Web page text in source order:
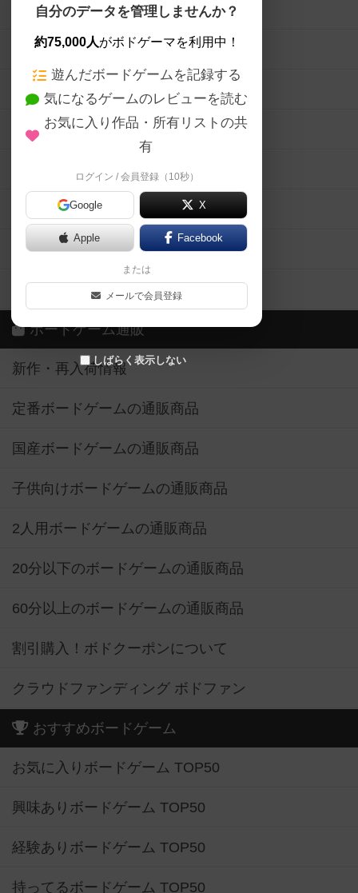
自分のデータを管理しませんか？
約75,000人がボドゲーマを利用中！
遊んだボードゲームを記録する
気になるゲームのレビューを読む
お気に入り作品・所有リストの共
有
ログイン / 会員登録（10秒）
Google X
Apple Facebook
または
メールで会員登録
しばらく表示しない
ボードゲームを検索する
ボードゲームの新着レビュー
ボードゲーム会情報
メカニクス特集
掲示板・トピックス
ボドとも・会員一覧
ボードゲーム業界コラム
ボドゲーマご利用案内
ボードゲーム通販
新作・再入荷情報
定番ボードゲームの通販商品
国産ボードゲームの通販商品
子供向けボードゲームの通販商品
2人用ボードゲームの通販商品
20分以下のボードゲームの通販商品
60分以上のボードゲームの通販商品
割引購入！ボドクーポンについて
クラウドファンディング ボドファン
おすすめボードゲーム
お気に入りボードゲーム TOP50
興味ありボードゲーム TOP50
経験ありボードゲーム TOP50
持ってるボードゲーム TOP50